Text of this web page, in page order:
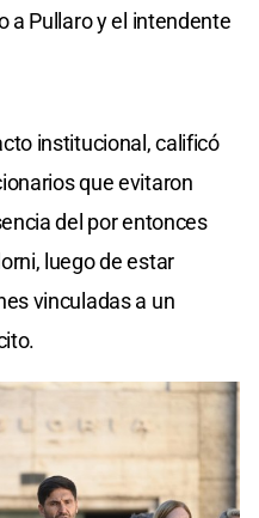
a Pullaro y el intendente
institucional, calificó
que evitaron
del por entonces
luego de estar
vinculadas a un